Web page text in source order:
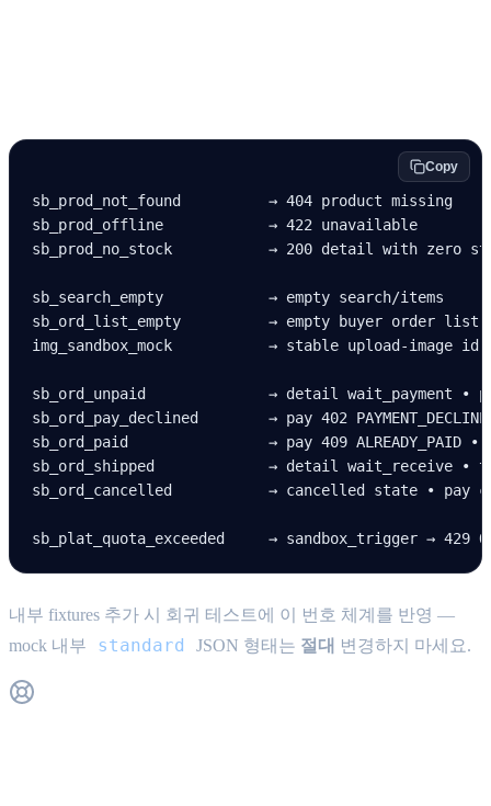
Copy
sb_prod_not_found          → 404 product missing
sb_prod_offline            → 422 unavailable
sb_prod_no_stock           → 200 detail with zero
sb_search_empty            → empty search/items
sb_ord_list_empty          → empty buyer order
img_sandbox_mock           → stable upload-image id
sb_ord_unpaid              → detail wait_payment •
sb_ord_pay_declined        → pay 402
sb_ord_paid                → pay 409 ALREADY_PAID
sb_ord_shipped             → detail wait_receive •
sb_ord_cancelled           → cancelled state • pay
sb_plat_quota_exceeded     → sandbox_trigger → 429
내부 fixtures 추가 시 회귀 테스트에 이 번호 체계를 반영 —
mock 내부
standard JSON 형태는 절대 변경하지 마세요.